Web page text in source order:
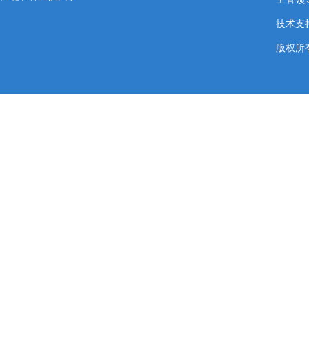
技术支
版权